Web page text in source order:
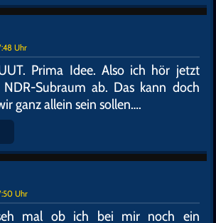
Uhr
überhaupt nicht mehr GEIL.
Uhr